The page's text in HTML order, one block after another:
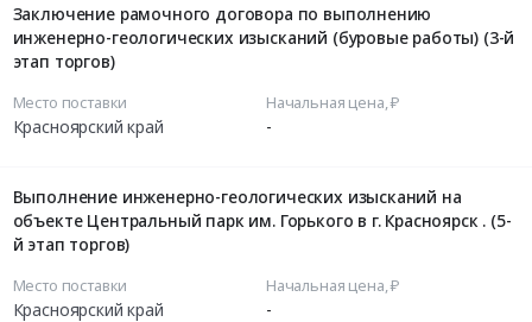
Заключение рамочного договора по выполнению
инженерно-геологических изысканий (буровые работы) (3-й
этап торгов)
Место поставки
Красноярский край
Начальная цена, ₽
-
Выполнение инженерно-геологических изысканий на
объекте Центральный парк им. Горького в г. Красноярск . (5-
й этап торгов)
Место поставки
Красноярский край
Начальная цена, ₽
-